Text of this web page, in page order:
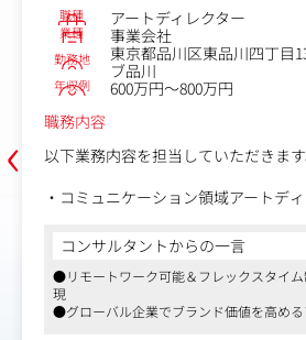
▼制作進行管理・予算管理
スケジュール、品質、予算などの管
並行して担当する作品は3～5本程度。
また、毎週連載のためそれぞれの工
た上で、進捗を確認していきましょう
休載が生まれないように、ストックを
切です。
業務は能力に応じてお任せします。
〈入社後の流れ〉
最初は先輩社員の持っている担当案
ぐところからスタートし、半年～1
を立ち上げていくスピード感を想定
‹
勤務地
東京都渋谷区桜
年収例
600万円～800万円
職務内容
（BX：ブランドエクスペ
ションをお任せします。
事業部から上がってくる抽
課題解決に直結するクリエ
となっていただきます。
これまではマネージャー兼
うる組織的なアートディレ
●約50万件超のキャリアデー
場上場、創業約10年で業界トッ
よりも深く理解し、一貫した